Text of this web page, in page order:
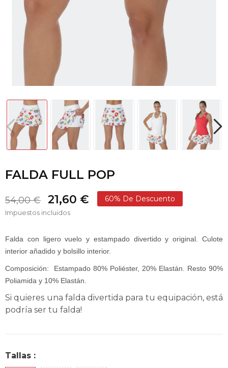
FALDA FULL POP
54,00 € 21,60 € 60% De Descuento
Impuestos incluidos
Falda con ligero vuelo y estampado divertido y original. Culote
interior añadido y bolsillo interior.
Composición:
Estampado 80% Poliéster, 20% Elastán. Resto 90%
Poliamida y 10% Elastán.
Si quieres una falda divertida para tu equipación, está
podría ser tu falda!
Tallas :